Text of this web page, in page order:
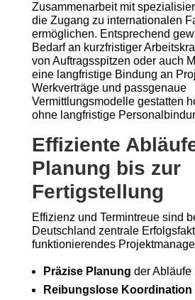
Zusammenarbeit mit
die Zugang zu internationalen
ermöglichen. Entsprechend
Bedarf an kurzfristiger
von Auftragsspitzen oder auch
eine langfristige Bindung an
Werkverträge und passgenaue
Vermittlungsmodelle gestatten
ohne langfristige
Effiziente
Planung bis zur
Fertigstellung
Effizienz und Termintreue sind
Deutschland zentrale
funktionierendes
Präzise Planung der Abläufe
Reibungslose Koordination